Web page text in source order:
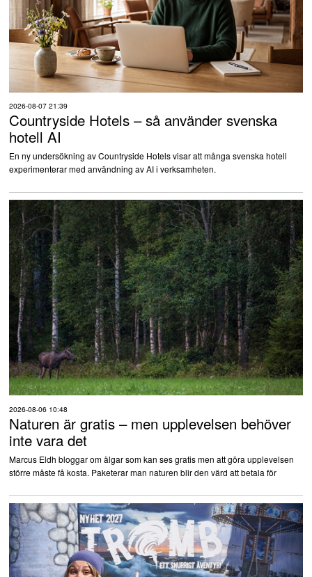
2026-08-07 21:39
Countryside Hotels – så använder svenska
hotell AI
En ny undersökning av Countryside Hotels visar att många svenska hotell
experimenterar med användning av AI i verksamheten.
2026-08-06 10:48
Naturen är gratis – men upplevelsen behöver
inte vara det
Marcus Eldh bloggar om älgar som kan ses gratis men att göra upplevelsen
större måste få kosta. Paketerar man naturen blir den värd att betala för